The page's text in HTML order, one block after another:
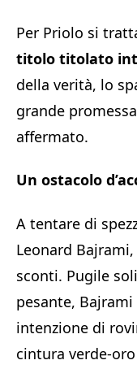
Per Priolo si
titolo titolato
della verità, lo
grande
affermato.
Un ostacolo
A tentare di
Leonard
sconti. Pugile
pesante,
intenzione di
cintura verde-